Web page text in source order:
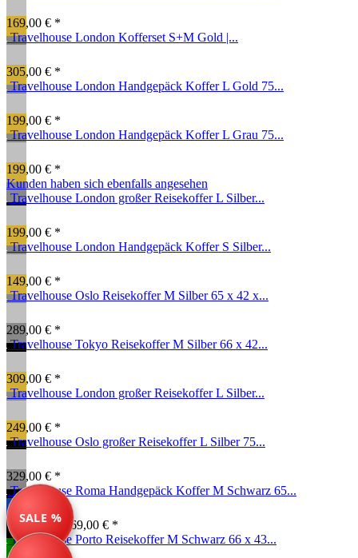
169,00 € *
Travelhouse London Kofferset S+M Gold |...
305,00 € *
Travelhouse London Handgepäck Koffer L Gold 75...
199,00 € *
Travelhouse London Handgepäck Koffer L Grau 75...
199,00 € *
Kunden haben sich ebenfalls angesehen
Travelhouse London großer Reisekoffer L Silber...
199,00 € *
Travelhouse London Handgepäck Koffer S Silber...
149,00 € *
Travelhouse Oslo Reisekoffer M Silber 65 x 42 x...
289,00 € *
Travelhouse Tokyo Reisekoffer M Silber 66 x 42...
309,00 € *
Travelhouse London großer Reisekoffer L Silber...
249,00 € *
Travelhouse Oslo großer Reisekoffer L Silber 75...
329,00 € *
SALE %
Travelhouse Roma Handgepäck Koffer M Schwarz 65...
134,99 € * 169,00 € *
Travelhouse Porto Reisekoffer M Schwarz 66 x 43...